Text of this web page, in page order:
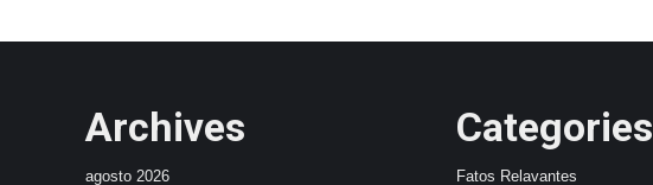
Archives
agosto 2026
Categories
Fatos Relavantes